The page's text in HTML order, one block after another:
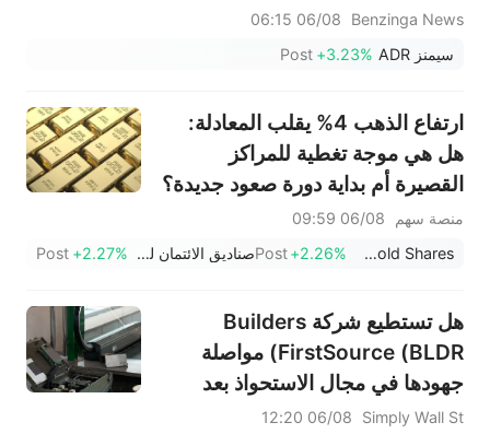
24.174 مليار دولار أمريكي، متجاوزة التوقعات
البالغة 24.050 مليار دولار أمريكي.
Benzinga News
06/08 06:15
سيمنز ADR
+3.23%
Post
ارتفاع الذهب 4% يقلب المعادلة:
هل هي موجة تغطية للمراكز
القصيرة أم بداية دورة صعود جديدة؟
منصة سهم
06/08 09:59
SPDR Gold Shares
+2.26%
Post صناديق الائتمان للذهب Ishares +2.27%
Post
هل تستطيع شركة Builders
FirstSource (BLDR) مواصلة
جهودها في مجال الاستحواذ بعد
خفض توقعاتها لعام 2026؟
Simply Wall St
06/08 12:20